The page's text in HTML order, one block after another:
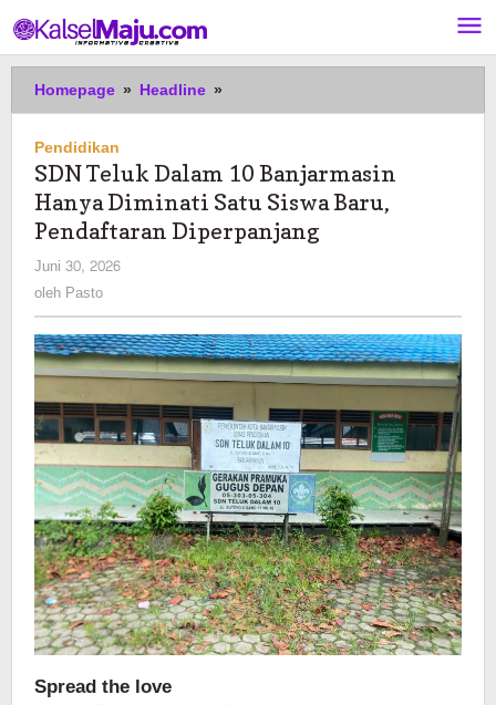
ke
konten
Homepage » Headline »
Teluk
10
Banjarmasin
Hanya
Diminati
Satu
Pendaftaran
Diperpanjang
Pendidikan
SDN Teluk Dalam 10 Banjarmasin
Hanya Diminati Satu Siswa Baru,
Pendaftaran Diperpanjang
Juni 30, 2026
oleh Pasto
Spread the love